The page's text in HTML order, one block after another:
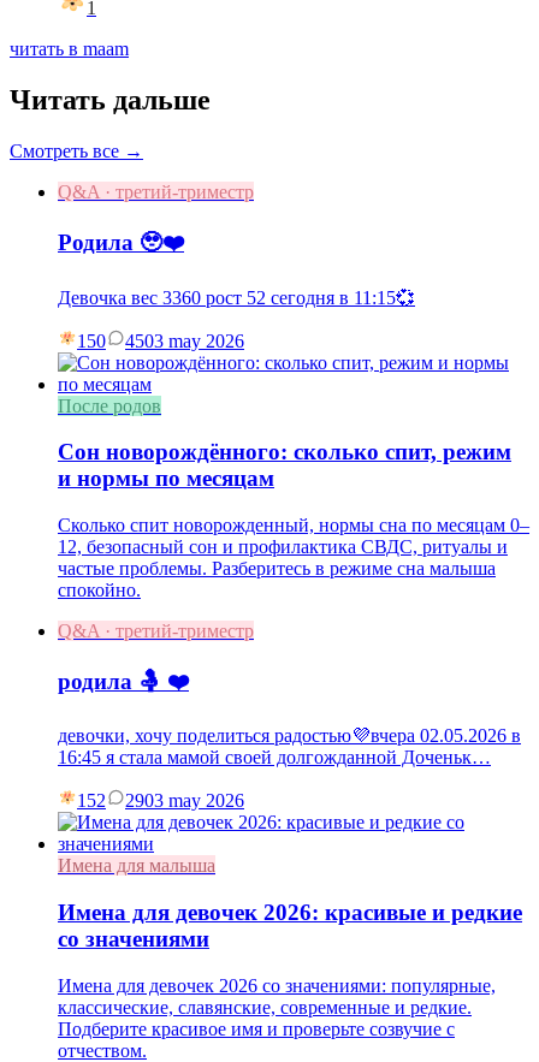
1
читать в maam
Читать дальше
Смотреть все →
Q&A · третий-триместр
Родила 🥹❤️
Девочка вес 3360 рост 52 сегодня в 11:15💞
150 4503 may 2026
После родов
Сон новорождённого: сколько спит, режим
и нормы по месяцам
Сколько спит новорожденный, нормы сна по месяцам 0–
12, безопасный сон и профилактика СВДС, ритуалы и
частые проблемы. Разберитесь в режиме сна малыша
спокойно.
Q&A · третий-триместр
родила 🤱 ❤️
девочки, хочу поделиться радостью💜вчера 02.05.2026 в
16:45 я стала мамой своей долгожданной Доченьк…
152 2903 may 2026
Имена для малыша
Имена для девочек 2026: красивые и редкие
со значениями
Имена для девочек 2026 со значениями: популярные,
классические, славянские, современные и редкие.
Подберите красивое имя и проверьте созвучие с
отчеством.